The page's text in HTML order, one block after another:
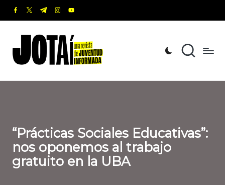
Saltar
contenido
facebook.com
twitter.com
t.me instagram.com
youtube.com
o
t
revista
de
Informada
“Prácticas Sociales Educativas”:
nos oponemos al trabajo
gratuito en la UBA